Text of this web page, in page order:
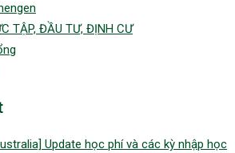
TẬP, ĐẦU TƯ, ĐỊNH CƯ
Update học phí và các kỳ nhập học